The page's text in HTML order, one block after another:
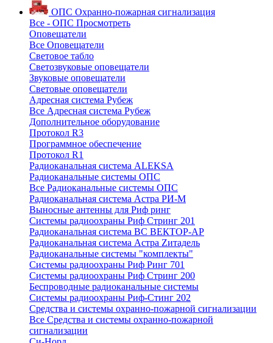
ОПС Охранно-пожарная сигнализация
Все - ОПС Просмотреть
Оповещатели
Все Оповещатели
Световое табло
Светозвуковые оповещатели
Звуковые оповещатели
Световые оповещатели
Адресная система Рубеж
Все Адресная система Рубеж
Дополнительное оборудование
Протокол R3
Программное обеспечение
Протокол R1
Радиоканальная система ALEKSA
Радиоканальные системы ОПС
Все Радиоканальные системы ОПС
Радиоканальная система Астра РИ-М
Выносные антенны для Риф ринг
Системы радиоохраны Риф Стринг 201
Радиоканальная система ВС ВЕКТОР-АР
Радиоканальная система Астра Zитадель
Радиоканальные системы "комплекты"
Системы радиоохраны Риф Ринг 701
Системы радиоохраны Риф Стринг 200
Беспроводные радиоканальные системы
Системы радиоохраны Риф-Стинг 202
Средства и системы охранно-пожарной сигнализации
Все Средства и системы охранно-пожарной
сигнализации